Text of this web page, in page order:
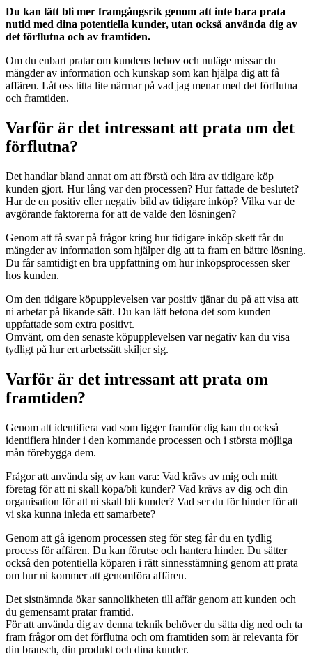
Du kan lätt bli mer framgångsrik genom att inte bara prata
nutid med dina potentiella kunder, utan också använda dig av
det förflutna och av framtiden.
Om du enbart pratar om kundens behov och nuläge missar du
mängder av information och kunskap som kan hjälpa dig att få
affären. Låt oss titta lite närmar på vad jag menar med det förflutna
och framtiden.
Varför är det intressant att prata om det
förflutna?
Det handlar bland annat om att förstå och lära av tidigare köp
kunden gjort. Hur lång var den processen? Hur fattade de beslutet?
Har de en positiv eller negativ bild av tidigare inköp? Vilka var de
avgörande faktorerna för att de valde den lösningen?
Genom att få svar på frågor kring hur tidigare inköp skett får du
mängder av information som hjälper dig att ta fram en bättre lösning.
Du får samtidigt en bra uppfattning om hur inköpsprocessen sker
hos kunden.
Om den tidigare köpupplevelsen var positiv tjänar du på att visa att
ni arbetar på likande sätt. Du kan lätt betona det som kunden
uppfattade som extra positivt.
Omvänt, om den senaste köpupplevelsen var negativ kan du visa
tydligt på hur ert arbetssätt skiljer sig.
Varför är det intressant att prata om
framtiden?
Genom att identifiera vad som ligger framför dig kan du också
identifiera hinder i den kommande processen och i största möjliga
mån förebygga dem.
Frågor att använda sig av kan vara: Vad krävs av mig och mitt
företag för att ni skall köpa/bli kunder? Vad krävs av dig och din
organisation för att ni skall bli kunder? Vad ser du för hinder för att
vi ska kunna inleda ett samarbete?
Genom att gå igenom processen steg för steg får du en tydlig
process för affären. Du kan förutse och hantera hinder. Du sätter
också den potentiella köparen i rätt sinnesstämning genom att prata
om hur ni kommer att genomföra affären.
Det sistnämnda ökar sannolikheten till affär genom att kunden och
du gemensamt pratar framtid.
För att använda dig av denna teknik behöver du sätta dig ned och ta
fram frågor om det förflutna och om framtiden som är relevanta för
din bransch, din produkt och dina kunder.